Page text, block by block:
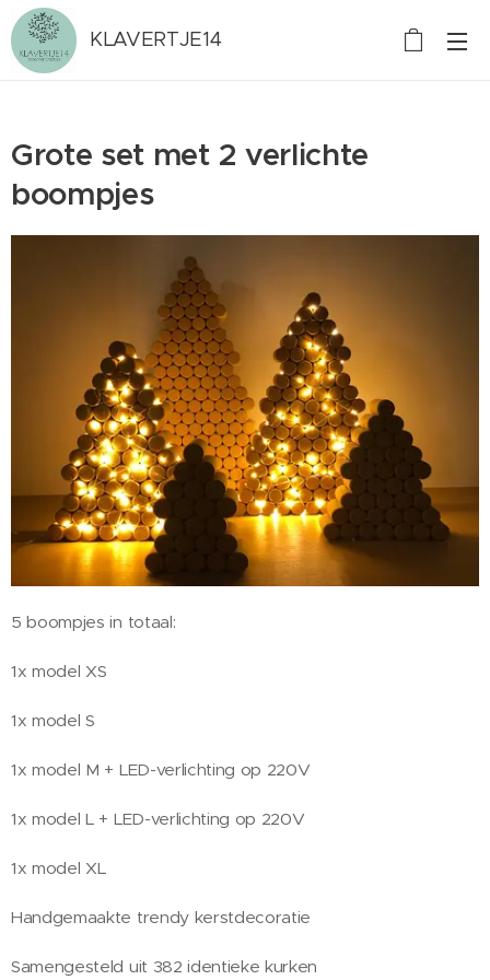
KLAVERTJE14
Grote set met 2 verlichte
boompjes
5 boompjes in totaal:
1x model XS
1x model S
1x model M + LED-verlichting op 220V
1x model L + LED-verlichting op 220V
1x model XL
Handgemaakte trendy kerstdecoratie
Samengesteld uit 382 identieke kurken